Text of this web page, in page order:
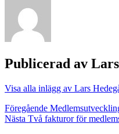
Publicerad av
Visa alla inlägg av Lars
Inläggsnavigering
Föregående
Nästa Två fakturor för